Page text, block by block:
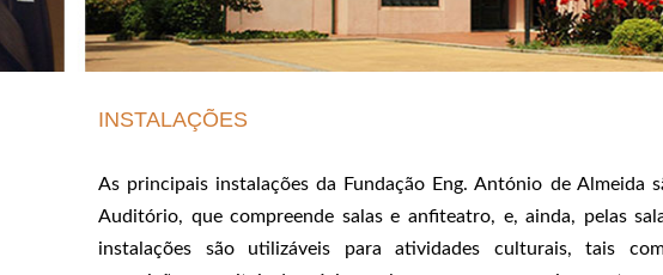
INSTALAÇÕES
As principais instalações da Fundação Eng. António de Almeida
Auditório, que compreende salas e anfiteatro, e, ainda, pelas
instalações são utilizáveis para atividades culturais, tais